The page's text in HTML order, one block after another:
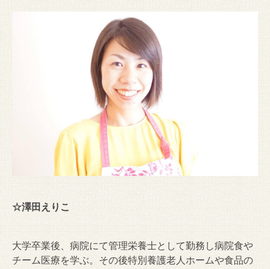
☆澤田えりこ
大学卒業後、病院にて管理栄養士として勤務し病院食や
チーム医療を学ぶ。その後特別養護老人ホームや食品の